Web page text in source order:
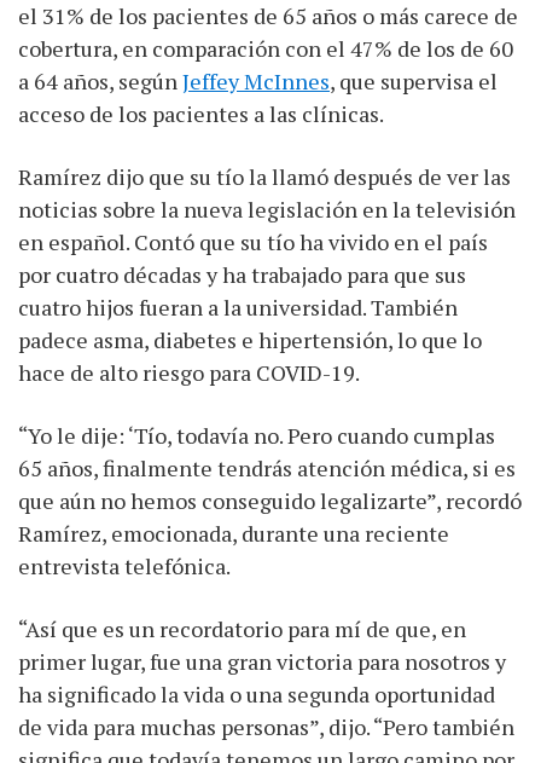
el 31% de los pacientes de 65 años o más carece de
cobertura, en comparación con el 47% de los de 60
a 64 años, segúnJeffey McInnes, que supervisa el
acceso de los pacientes a las clínicas.
Ramírez dijo que su tío la llamó después de ver las
noticias sobre la nueva legislación en la televisión
en español. Contó que su tío ha vivido en el país
por cuatro décadas y ha trabajado para que sus
cuatro hijos fueran a la universidad. También
padece asma, diabetes e hipertensión, lo que lo
hace de alto riesgo para COVID-19.
“Yo le dije: ‘Tío, todavía no. Pero cuando cumplas
65 años, finalmente tendrás atención médica, si es
que aún no hemos conseguido legalizarte”, recordó
Ramírez, emocionada, durante una reciente
entrevista telefónica.
“Así que es un recordatorio para mí de que, en
primer lugar, fue una gran victoria para nosotros y
ha significado la vida o una segunda oportunidad
de vida para muchas personas”, dijo. “Pero también